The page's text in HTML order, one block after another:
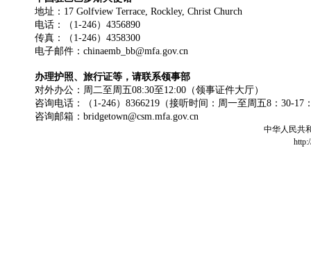
地址：17 Golfview Terrace, Rockley, Christ Church
电话：（1-246）4356890
传真：（1-246）4358300
电子邮件：chinaemb_bb@mfa.gov.cn
办理护照、旅行证等，请联系领事部
对外办公：周二至周五08:30至12:00（领事证件大厅）
咨询电话：（1-246）8366219（接听时间：周一至周五8：30-17
咨询邮箱：bridgetown@csm.mfa.gov.cn
中华人民共